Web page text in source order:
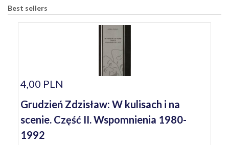
Best sellers
4,00 PLN
Grudzień Zdzisław: W kulisach i na
scenie. Część II. Wspomnienia 1980-
1992